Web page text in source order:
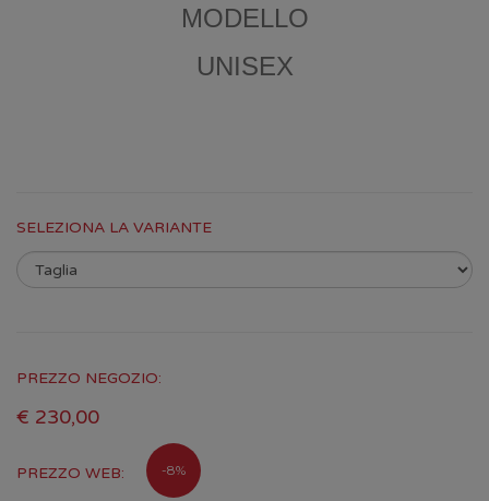
MODELLO
UNISEX
SELEZIONA LA VARIANTE
PREZZO NEGOZIO:
€ 230,00
-8%
PREZZO WEB: